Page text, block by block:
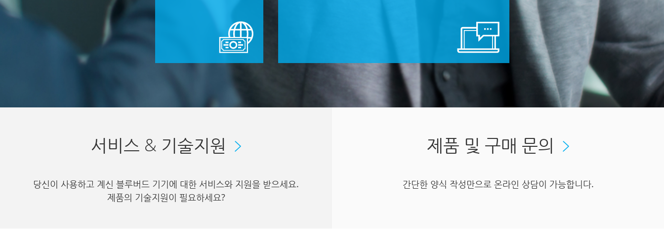
서비스 & 기술지원
당신이 사용하고 계신 블루버드 기기에 대한 서비스와 지원을 받으세요.
제품의 기술지원이 필요하세요?
제품 및 구매 문의
간단한 양식 작성만으로 온라인 상담이 가능합니다.